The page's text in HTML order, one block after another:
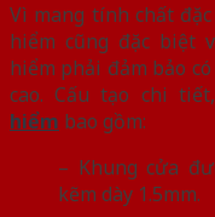
Vì mang tính chất
hiểm cũng đặc biệt
hiểm phải đảm bảo
cao. Cấu tạo chi
hiểm bao gồm:
– Khung cửa
kẽm dày 1.5mm.